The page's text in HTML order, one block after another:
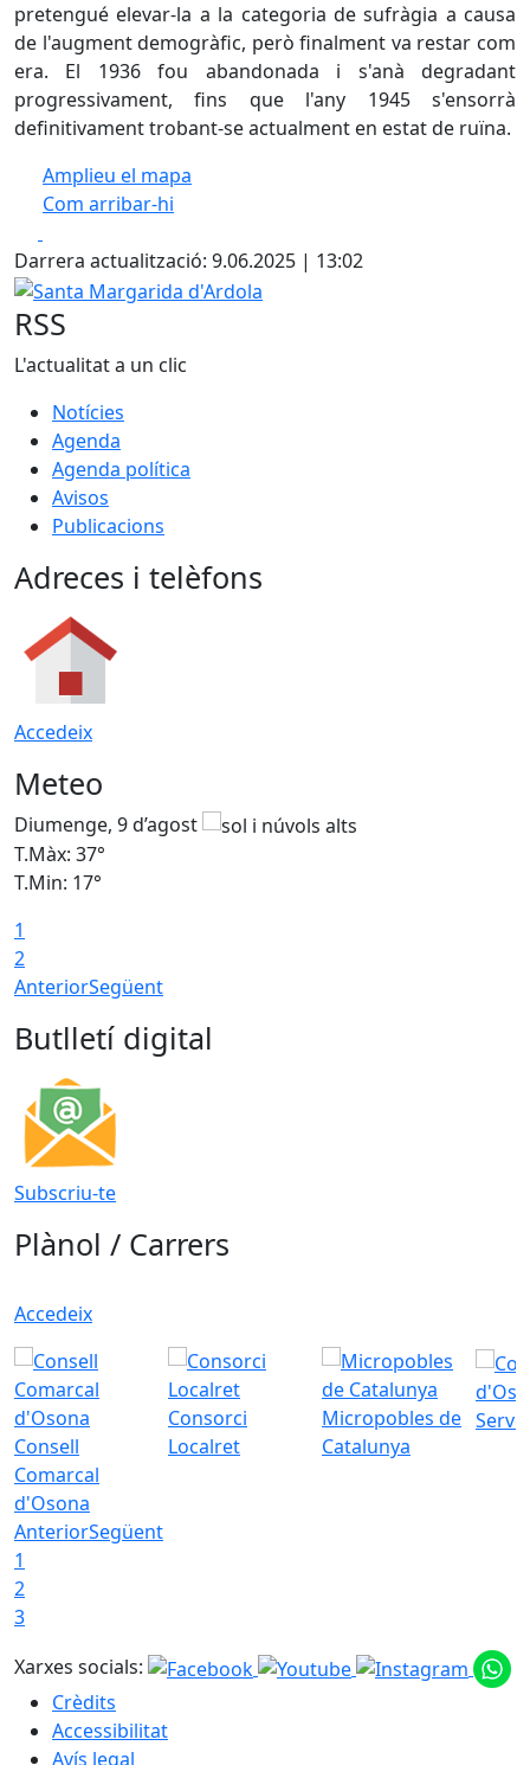
pretengué elevar-la a la categoria de sufràgia a causa
de l'augment demogràfic, però finalment va restar com
era. El 1936 fou abandonada i s'anà degradant
progressivament, fins que l'any 1945 s'ensorrà
definitivament trobant-se actualment en estat de ruïna.
Amplieu el mapa
Com arribar-hi
+
−
Darrera actualització: 9.06.2025 | 13:02
Santa Margarida d'Ardola
RSS
L'actualitat a un clic
Notícies
Agenda
Agenda política
Avisos
Publicacions
Adreces i telèfons
Accedeix
Meteo
Diumenge, 9 d’agost
T.Màx: 37°
T.Min: 17°
1
2
AnteriorSegüent
Butlletí digital
Subscriu-te
Plànol / Carrers
Accedeix
Consell
Comarcal
d'Osona
Consorci
Localret
Micropobles de
Catalunya
AnteriorSegüent
1
2
3
Xarxes socials:
Crèdits
Accessibilitat
Avís legal